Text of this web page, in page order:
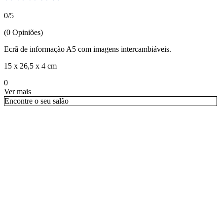
0/5
(0 Opiniões)
Ecrã de informação A5 com imagens intercambiáveis.
15 x 26,5 x 4 cm
0
Ver mais
Encontre o seu salão